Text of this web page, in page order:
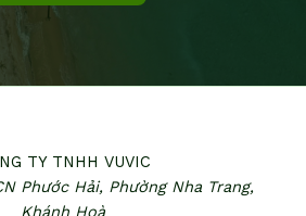
TY TNHH VUVIC
Phước Hải,Phường Nha Trang,
Khánh Hoà